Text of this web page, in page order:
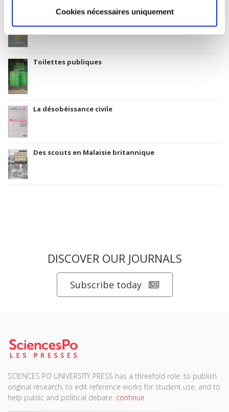
Cookies nécessaires uniquement
Atlas du numérique
Toilettes publiques
La désobéissance civile
Des scouts en Malaisie britannique
DISCOVER OUR JOURNALS
Subscribe today
SCIENCES PO UNIVERSITY PRESS has a threefold role: to publish
original research, to edit reference works for student use, and to
help public and political debate. continue